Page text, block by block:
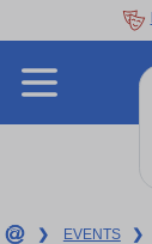
❯ EVENTS ❯